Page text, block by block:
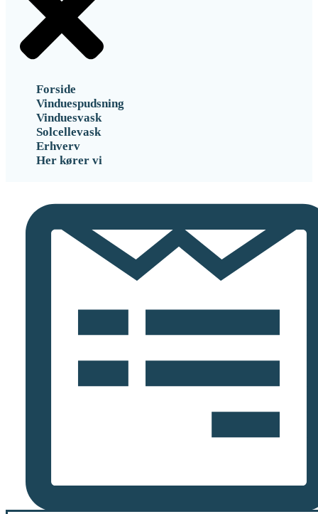
Forside
Vinduespudsning
Vinduesvask
Solcellevask
Erhverv
Her kører vi